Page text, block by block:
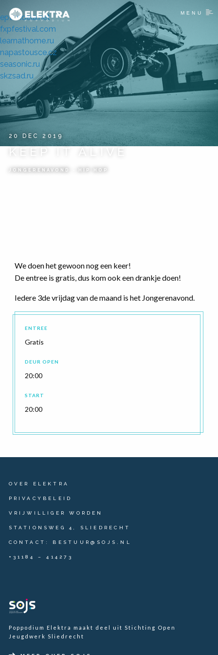
eptondela.net
fxpfestival.com
learnathome.ru
napastousce.cz
seasonic.ru
skzsad.ru
MENU
20 DEC 2019
KEEP IT ALIVE
JONGERENAVOND - HIP HOP
We doen het gewoon nog een keer!
De entree is gratis, dus kom ook een drankje doen!
Iedere 3de vrijdag van de maand is het Jongerenavond.
ENTREE
Gratis
DEUR OPEN
20:00
START
20:00
OVER ELEKTRA
PRIVACYBELEID
VRIJWILLIGER WORDEN
STATIONSWEG 4, SLIEDRECHT
CONTACT: BESTUUR@SOJS.NL
+31184 – 414273
Poppodium Elektra maakt deel uit Stichting Open
Jeugdwerk Sliedrecht